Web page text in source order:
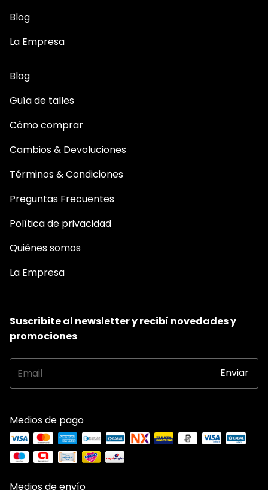
Blog
La Empresa
Blog
Guía de talles
Cómo comprar
Cambios & Devoluciones
Términos & Condiciones
Preguntas Frecuentes
Política de privacidad
Quiénes somos
La Empresa
Suscribite al newsletter y recibí novedades y
promociones
Medios de pago
Medios de envío